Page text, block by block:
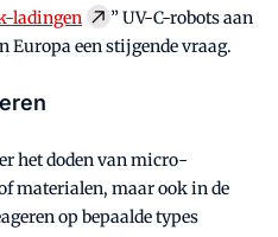
ladingen
” UV-C-robots aan
Europa een stijgende vraag.
het doden van micro-
materialen, maar ook in de
op bepaalde types